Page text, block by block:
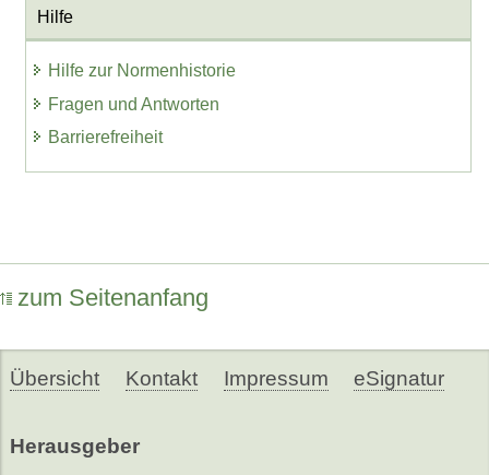
Hilfe
Hilfe zur Normenhistorie
Fragen und Antworten
Barrierefreiheit
zum Seitenanfang
Übersicht Kontakt Impressum eSignatur
Herausgeber